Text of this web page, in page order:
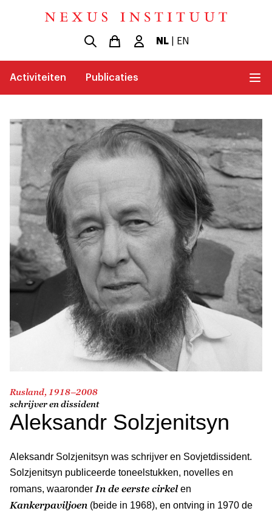
NL| EN
Activiteiten Publicaties
Rusland, 1918–2008
schrijver en dissident
Aleksandr Solzjenitsyn
Aleksandr Solzjenitsyn was schrijver en Sovjetdissident.
Solzjenitsyn publiceerde toneelstukken, novelles en
romans, waaronder In de eerste cirkelen
Kankerpaviljoen (beide in 1968), en ontving in 1970 de